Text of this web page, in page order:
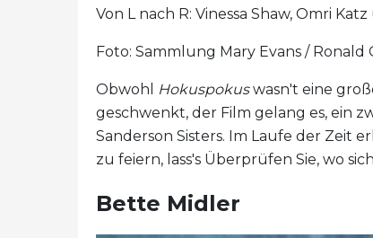
Von L nach R: Vinessa Shaw, Omri
Foto: Sammlung Mary Evans / Ronald
Obwohl Hokuspokuswasn't eine
geschwenkt, der Film gelang es, ein
Sanderson Sisters. Im Laufe der Zeit
zu feiern, lass's Überprüfen Sie, wo
Bette Midler